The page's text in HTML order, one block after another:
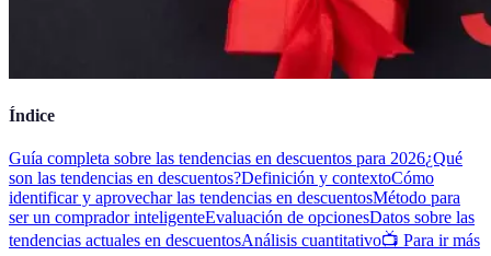
Índice
Guía completa sobre las tendencias en descuentos para 2026¿Qué
son las tendencias en descuentos?Definición y contextoCómo
identificar y aprovechar las tendencias en descuentosMétodo para
ser un comprador inteligenteEvaluación de opcionesDatos sobre las
tendencias actuales en descuentosAnálisis cuantitativo📺 Para ir más